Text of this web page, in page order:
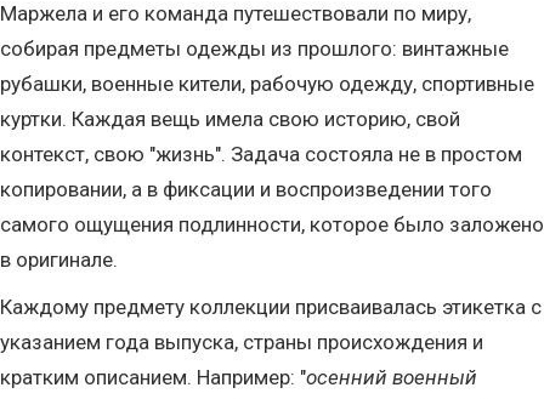
Маржела и его команда путешествовали по миру,
собирая предметы одежды из прошлого: винтажные
рубашки, военные кители, рабочую одежду, спортивные
куртки. Каждая вещь имела свою историю, свой
контекст, свою "жизнь". Задача состояла не в простом
копировании, а в фиксации и воспроизведении того
самого ощущения подлинности, которое было заложено
в оригинале.
Каждому предмету коллекции присваивалась этикетка с
указанием года выпуска, страны происхождения и
кратким описанием. Например: "осенний военный